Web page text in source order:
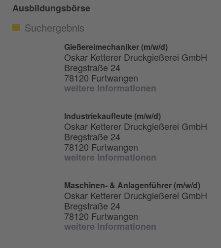
Ausbildungsbörse
Suchergebnis
Gießereimechaniker (m/w/d)
Oskar Ketterer Druckgießerei GmbH
Bregstraße 24
78120 Furtwangen
weitere Informationen
Industriekaufleute (m/w/d)
Oskar Ketterer Druckgießerei GmbH
Bregstraße 24
78120 Furtwangen
weitere Informationen
Maschinen- & Anlagenführer (m/w/d)
Oskar Ketterer Druckgießerei GmbH
Bregstraße 24
78120 Furtwangen
weitere Informationen